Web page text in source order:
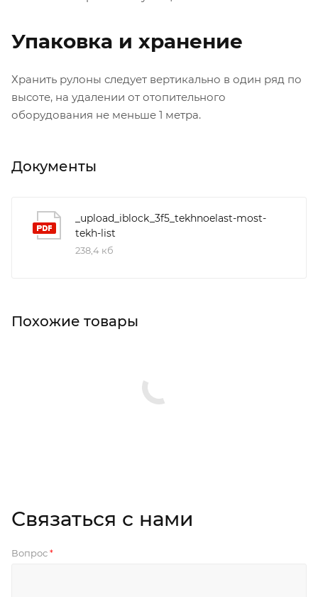
Упаковка и хранение
Хранить рулоны следует вертикально в один ряд по
высоте, на удалении от отопительного
оборудования не меньше 1 метра.
Документы
_upload_iblock_3f5_tekhnoelast-most-
tekh-list
238,4 кб
Похожие товары
Связаться с нами
Вопрос *